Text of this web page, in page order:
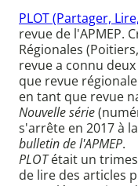
PLOT (Partager,
revue de l'APMEP.
Régionales
revue a connu
que revue
en tant que revue
Nouvelle série
s'arrête en 2017 à
bulletin de l'APMEP.
PLOTétait un
de lire des articles